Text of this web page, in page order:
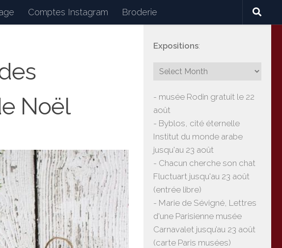
Comptes Instagram Broderie
peintures, céramiques, lectures, expositions, voyages
Noël
Expositions:
- musée Rodin gratuit le 22
août
- Byblos, cité éternelle
Institut du monde arabe
jusqu'au 23 août
- Chacun cherche son chat
Fluctuart jusqu'au 23 août
(entrée libre)
- Marie de Sévigné, Lettres
d'une Parisienne musée
Carnavalet jusqu’au 23 août
(carte Paris musées)